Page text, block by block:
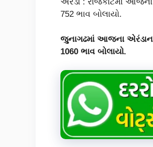
752 ભાવ બોલાયો.
જુનાગઢમાં આજના એરંડાના
1060 ભાવ બોલાયો.